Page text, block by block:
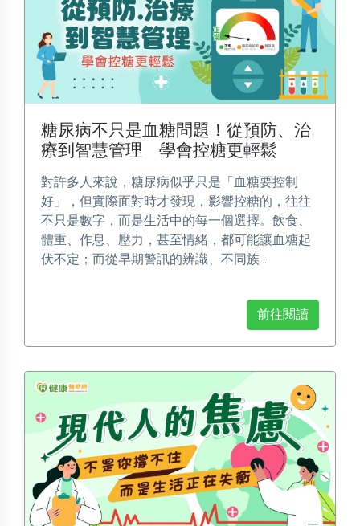
糖尿病不只是血糖問題！從預防、治
療到智慧管理 學會控糖更輕鬆
對許多人來說，糖尿病似乎只是「血糖要控制
好」，但實際面對時才發現，影響控糖的，往往
不只是數字，而是生活中的每一個選擇。飲食、
體重、作息、壓力，甚至情緒，都可能讓血糖起
伏不定；而從早期警訊的辨識、不同族...
前往閱讀